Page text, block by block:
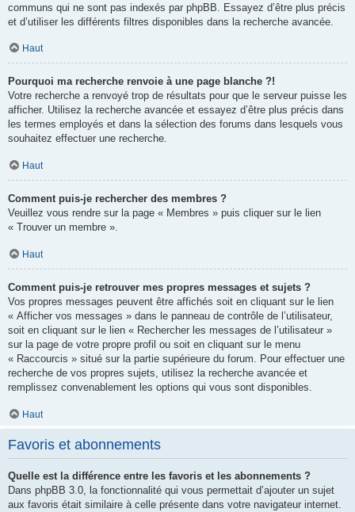
communs qui ne sont pas indexés par phpBB. Essayez d’être plus précis
et d’utiliser les différents filtres disponibles dans la recherche avancée.
Haut
Pourquoi ma recherche renvoie à une page blanche ?!
Votre recherche a renvoyé trop de résultats pour que le serveur puisse les
afficher. Utilisez la recherche avancée et essayez d’être plus précis dans
les termes employés et dans la sélection des forums dans lesquels vous
souhaitez effectuer une recherche.
Haut
Comment puis-je rechercher des membres ?
Veuillez vous rendre sur la page « Membres » puis cliquer sur le lien
« Trouver un membre ».
Haut
Comment puis-je retrouver mes propres messages et sujets ?
Vos propres messages peuvent être affichés soit en cliquant sur le lien
« Afficher vos messages » dans le panneau de contrôle de l’utilisateur,
soit en cliquant sur le lien « Rechercher les messages de l’utilisateur »
sur la page de votre propre profil ou soit en cliquant sur le menu
« Raccourcis » situé sur la partie supérieure du forum. Pour effectuer une
recherche de vos propres sujets, utilisez la recherche avancée et
remplissez convenablement les options qui vous sont disponibles.
Haut
Favoris et abonnements
Quelle est la différence entre les favoris et les abonnements ?
Dans phpBB 3.0, la fonctionnalité qui vous permettait d’ajouter un sujet
aux favoris était similaire à celle présente dans votre navigateur internet.